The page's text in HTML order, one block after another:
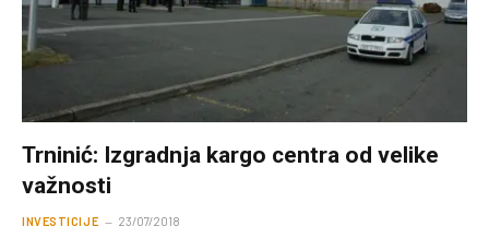
Trninić: Izgradnja kargo centra od velike
važnosti
INVESTICIJE 23/07/2018